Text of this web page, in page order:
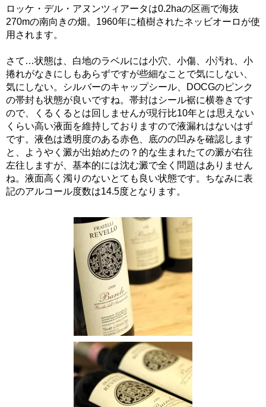
ロッケ・デル・アヌンツィアータは0.2haの区画で海抜
270mの南向きの畑。1960年に植樹されたネッビオーロが使
用されます。
さて…状態は、白地のラベルには小穴、小傷、小汚れ、小
捲れがなきにしもあらずですが些細なことで気にしない、
気にしない。シルバーのキャップシール、DOCGのピンク
の帯封も状態が良いですね。帯封はシール裾に横巻きです
ので、くるくるとは回しませんが現行比10年とは思えない
くらい高い液面を維持しておりますので液漏れはないはず
です。液色は透明度のある赤色、底のの凹みを確認します
と、ようやく澱が出始めたの？的な生まれたての澱が右往
左往しますが、基本的には沈む澱で全く問題はありません
ね。液面高く濁りのないとても良い状態です。ちなみに表
記のアルコール度数は14.5度となります。